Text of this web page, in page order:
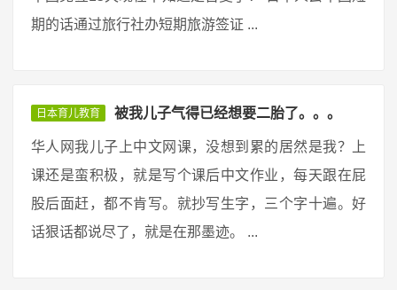
期的话通过旅行社办短期旅游签证 ...
日本育儿教育 被我儿子气得已经想要二胎了。。。
华人网我儿子上中文网课，没想到累的居然是我？上
课还是蛮积极，就是写个课后中文作业，每天跟在屁
股后面赶，都不肯写。就抄写生字，三个字十遍。好
话狠话都说尽了，就是在那墨迹。 ...